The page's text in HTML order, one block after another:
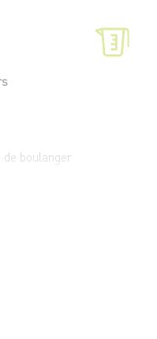
boulanger